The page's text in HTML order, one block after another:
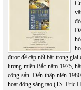
được đề cập nổi bật trong
lượng miền Bắc năm 1975,
cộng sản. Đến thập niên
hoạt động sáng tạo.(TS. Eric